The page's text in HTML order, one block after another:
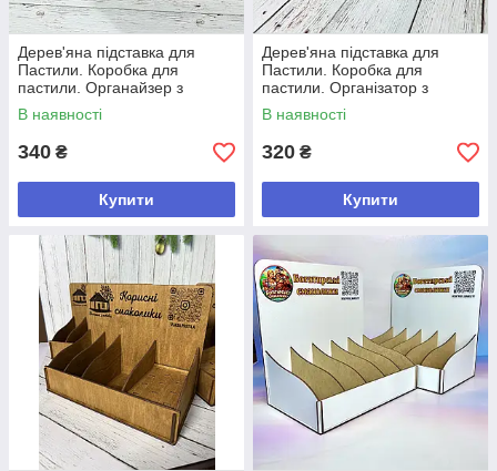
Дерев'яна підставка для
Пастили. Коробка для
пастили. Органайзер з
логотипом. Стенд для
пастили
В наявності
340 ₴
Купити
Дерев'яна підставка для
Пастили. Коробка для
пастили. Організатор з
логотипом. Стенд для
пастили
В наявності
320 ₴
Купити